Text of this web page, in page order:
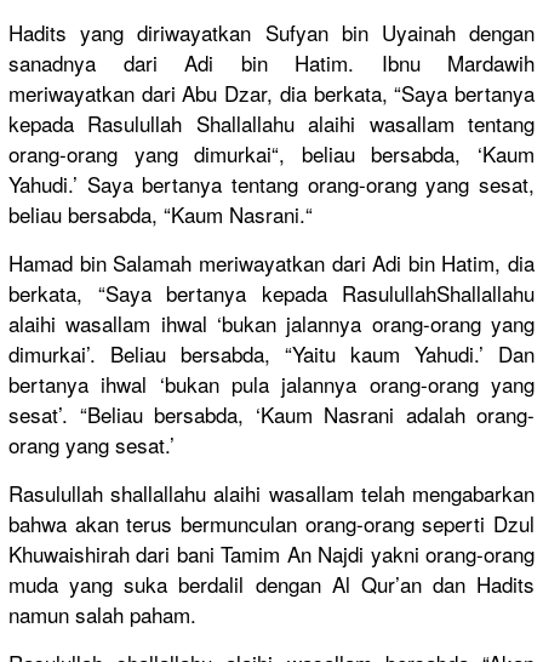
Hadits yang diriwayatkan Sufyan bin Uyainah dengan
sanadnya dari Adi bin Hatim. Ibnu Mardawih
meriwayatkan dari Abu Dzar, dia berkata, “Saya bertanya
kepada Rasulullah Shallallahu alaihi wasallam tentang
orang-orang yang dimurkai“, beliau bersabda, ‘Kaum
Yahudi.’ Saya bertanya tentang orang-orang yang sesat,
beliau bersabda, “Kaum Nasrani.“
Hamad bin Salamah meriwayatkan dari Adi bin Hatim, dia
berkata, “Saya bertanya kepada RasulullahShallallahu
alaihi wasallam ihwal ‘bukan jalannya orang-orang yang
dimurkai’. Beliau bersabda, “Yaitu kaum Yahudi.’ Dan
bertanya ihwal ‘bukan pula jalannya orang-orang yang
sesat’. “Beliau bersabda, ‘Kaum Nasrani adalah orang-
orang yang sesat.’
Rasulullah shallallahu alaihi wasallam telah mengabarkan
bahwa akan terus bermunculan orang-orang seperti Dzul
Khuwaishirah dari bani Tamim An Najdi yakni orang-orang
muda yang suka berdalil dengan Al Qur’an dan Hadits
namun salah paham.